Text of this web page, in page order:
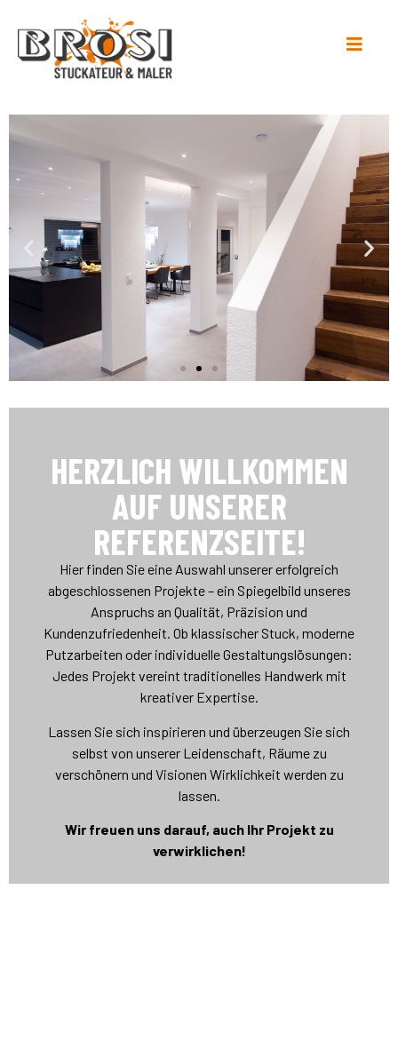
Referenzen
HERZLICH WILLKOMMEN
AUF UNSERER
REFERENZSEITE!
Hier finden Sie eine Auswahl unserer erfolgreich
abgeschlossenen Projekte – ein Spiegelbild unseres
Anspruchs an Qualität, Präzision und
Kundenzufriedenheit. Ob klassischer Stuck, moderne
Putzarbeiten oder individuelle Gestaltungslösungen:
Jedes Projekt vereint traditionelles Handwerk mit
kreativer Expertise.
Lassen Sie sich inspirieren und überzeugen Sie sich
selbst von unserer Leidenschaft, Räume zu
verschönern und Visionen Wirklichkeit werden zu
lassen.
Wir freuen uns darauf, auch Ihr Projekt zu
verwirklichen!